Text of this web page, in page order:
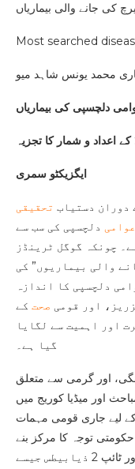
کی جانے والی بیماریاں
Most searched
محمد یونس شاہد میو
دلچسپی کی بیماریاں
ایگزیکٹو سمری
تحقیقی
عوامی دلچسپی کی سب سے
چونکہ گوگل ٹرینڈز
والی بیماریوں” کی
دلچسپی کا اندازہ
اور قومی صحت کے
اور اہمیت سے لگایا
گیا ہے۔
ڈینگی، اور گرمی سے متعلق
اور میڈیا کوریج میں
لیے جاری قومی مہمات
توجہ کا مرکز بنے
ہوئے ہیں۔ اس کے ساتھ ساتھ، موٹاپا اور ٹائپ 2 ذیابیطس جیسے